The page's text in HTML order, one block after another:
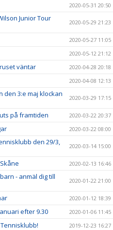
2020-05-31 20:50
Junior Tour
2020-05-29 21:23
2020-05-27 11:05
2020-05-12 21:12
väntar 2020-04-28 20:18
2020-04-08 12:13
den 3:e maj klockan
2020-03-29 17:15
på framtiden 2020-03-22 20:37
2020-03-22 08:00
den 29/3,
2020-03-14 15:00
2020-02-13 16:46
- anmäl dig till
2020-01-22 21:00
2020-01-12 18:39
efter 9.30 2020-01-06 11:45
2019-12-23 16:27